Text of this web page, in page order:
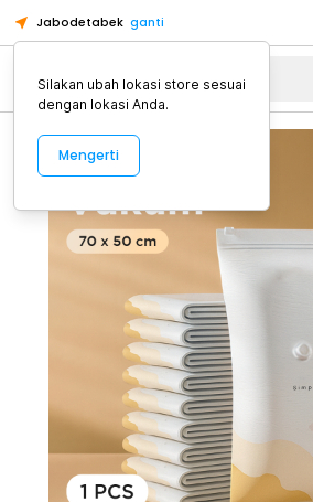
Jabodetabek ganti
Alat Kopi
Silakan ubah lokasi store sesuai
dengan lokasi Anda.
Mengerti